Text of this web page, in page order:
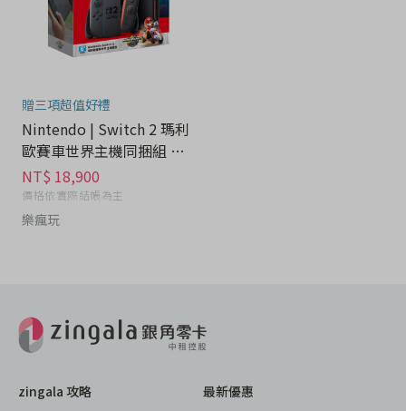
贈三項超值好禮
Nintendo | Switch 2 瑪利
歐賽車世界主機同捆組 送
玻璃貼 - 電玩分期
NT$ 18,900
價格依實際結帳為主
樂瘋玩
zingala 攻略
最新優惠